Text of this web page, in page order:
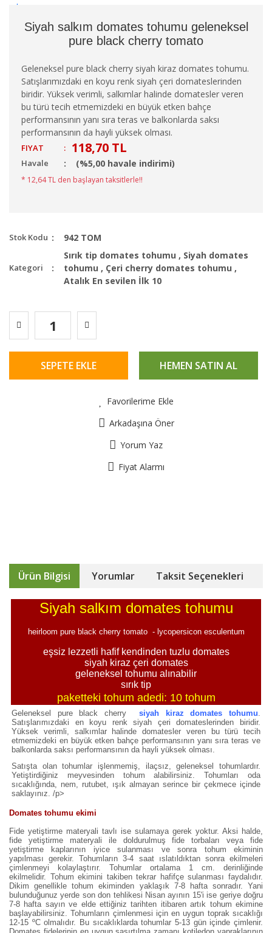
Siyah salkım domates tohumu geleneksel
pure black cherry tomato
Geleneksel pure black cherry siyah kiraz domates tohumu.
Satışlarımızdaki en koyu renk siyah çeri domateslerinden
biridir. Yüksek verimli, salkımlar halinde domatesler veren
bu türü tecih etmemizdeki en büyük etken bahçe
performansının yanı sıra teras ve balkonlarda saksı
performansının da hayli yüksek olması.
FIYAT : 118,70 TL
Havale (%5,00 havale indirimi)
* 12,64 TL den başlayan taksitlerle!!
Stok Kodu 942 TOM
Kategori
Sırık tip domates tohumu , Siyah domates
tohumu , Çeri cherry domates tohumu ,
Atalık En sevilen İlk 10
SEPETE EKLE HEMEN SATIN AL
Favorilerime Ekle
Arkadaşına Öner
Yorum Yaz
Fiyat Alarmı
Ürün Bilgisi Yorumlar Taksit Seçenekleri
Siyah salkım domates tohumu
heirloom pure black cherry tomato - lycopersicon esculentum
eşsiz lezzetli hafif kendinden tuzlu domates
siyah kiraz çeri domates
geleneksel tohumu alınabilir
sırık tip
paketteki tohum adedi: 10 tohum
Geleneksel pure black cherrysiyah kiraz domates tohumu.
Satışlarımızdaki en koyu renk siyah çeri domateslerinden biridir.
Yüksek verimli, salkımlar halinde domatesler veren bu türü tecih
etmemizdeki en büyük etken bahçe performansının yanı sıra teras ve
balkonlarda saksı performansının da hayli yüksek olması.
Satışta olan tohumlar işlenmemiş, ilaçsız, geleneksel tohumlardır.
Yetiştirdiğiniz meyvesinden tohum alabilirsiniz. Tohumları oda
sıcaklığında, nem, rutubet, ışık almayan serince bir çekmece içinde
saklayınız. /p>
Domates tohumu ekimi
Fide yetiştirme materyali tavlı ise sulamaya gerek yoktur. Aksi halde,
fide yetiştirme materyali ile doldurulmuş fide torbaları veya fide
yetiştirme kaplarının iyice sulanması ve sonra tohum ekiminin
yapılması gerekir. Tohumların 3-4 saat ıslatıldıktan sonra ekilmeleri
çimlenmeyi kolaylaştırır. Tohumlar ortalama 1 cm. derinliğinde
ekilmelidir. Tohum ekimini takiben tekrar hafifçe sulanması faydalıdır.
Dikim genellikle tohum ekiminden yaklaşık 7-8 hafta sonradır. Yani
bulunduğunuz yerde son don tehlikesi Nisan ayının 15'i ise geriye doğru
7-8 hafta sayın ve elde ettiğiniz tarihten itibaren artık tohum ekimine
başlayabilirsiniz. Tohumların çimlenmesi için en uygun toprak sıcaklığı
12-15 ºC olmalıdır. Bu sıcaklıklarda tohumlar 5-13 gün içinde çimlenir.